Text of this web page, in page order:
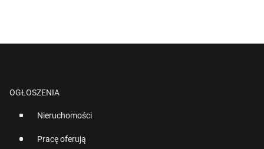
OGŁOSZENIA
Nieruchomości
Pracę oferują